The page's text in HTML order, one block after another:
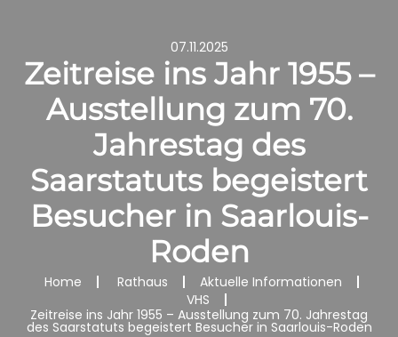
07.11.2025
Zeitreise ins Jahr 1955 –
Ausstellung zum 70.
Jahrestag des
Saarstatuts begeistert
Besucher in Saarlouis-
Roden
Home Rathaus
Aktuelle Informationen
VHS
Zeitreise ins Jahr 1955 – Ausstellung zum 70. Jahrestag
des Saarstatuts begeistert Besucher in Saarlouis-Roden